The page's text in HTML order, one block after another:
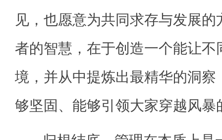
见，也愿意为共同求存与发展
者的智慧，在于创造一个能让
境，并从中提炼出最精华的洞察
够坚固、能够引领大家穿越风暴